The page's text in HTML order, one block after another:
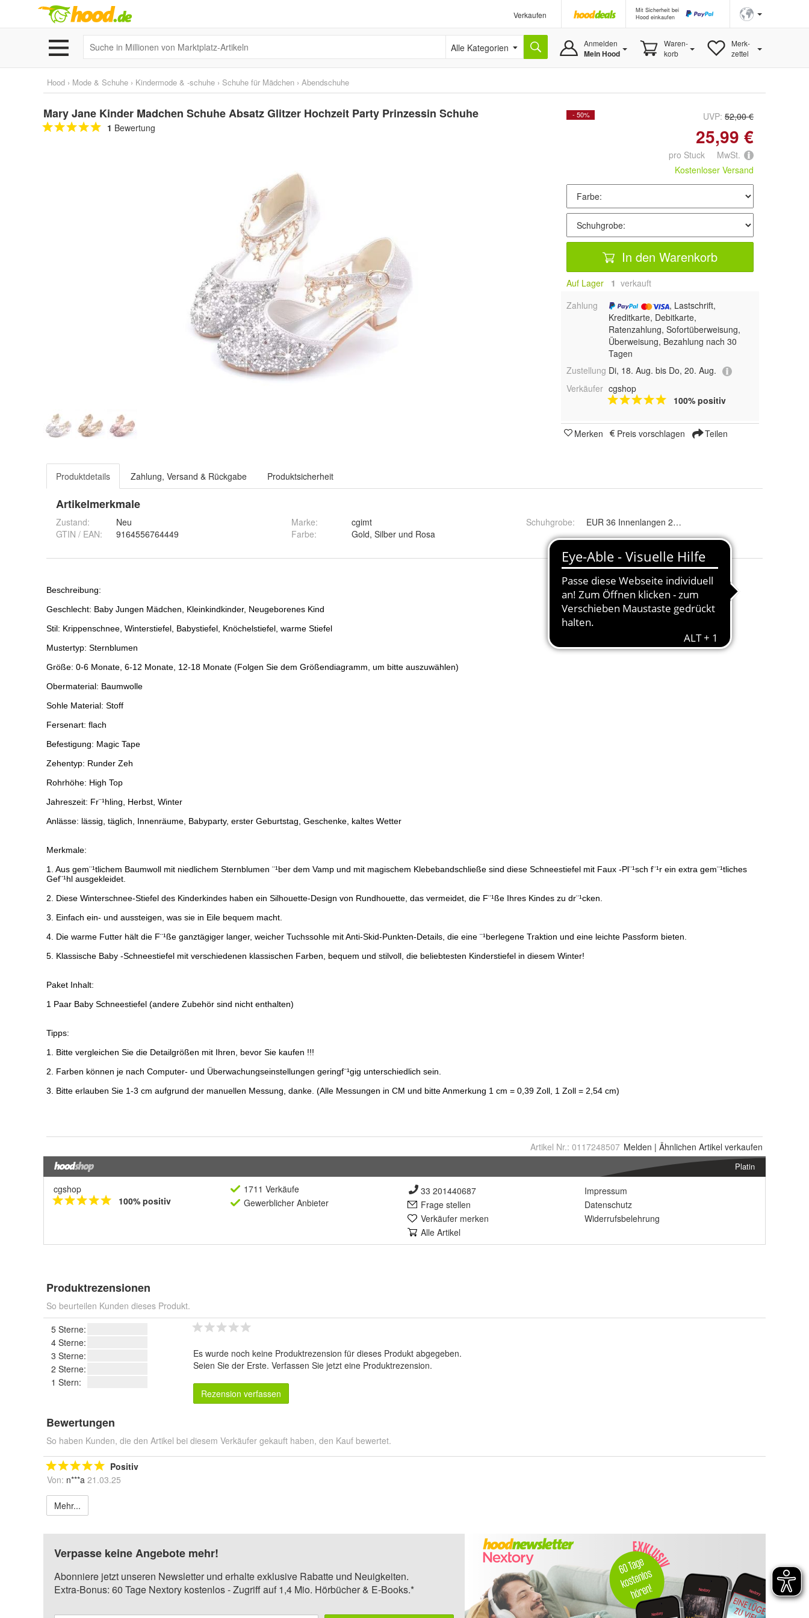
Verkaufen
Mit Sicherheit bei
Hood einkaufen
Alle Kategorien Anmelden
Mein Hood
Waren-
korb
Merk-
zettel
Hood › Mode & Schuhe › Kindermode & -schuhe › Schuhe für Mädchen › Abendschuhe
Mary Jane Kinder Madchen Schuhe Absatz Glitzer Hochzeit Party Prinzessin Schuhe
1 Bewertung
- 50% UVP: 52,00 €
25,99 €
pro Stuck MwSt.
Kostenloser Versand
In den Warenkorb
Auf Lager 1 verkauft
Zahlung
, Lastschrift,
Kreditkarte, Debitkarte,
Ratenzahlung, Sofortüberweisung,
Überweisung, Bezahlung nach 30
Tagen
Zustellung Di, 18. Aug. bis Do, 20. Aug.
Verkäufer cgshop
100% positiv
Merken Preis vorschlagen Teilen
Produktdetails Zahlung, Versand & Rückgabe Produktsicherheit
Artikelmerkmale
Zustand:
Neu
GTIN / EAN:
9164556764449
Marke:
cgimt
Farbe: Gold, Silber und Rosa
Schuhgrobe: EUR 36 Innenlangen 22 5cm, EUR 37 Innenlangen
Artikel Nr.: 0117248507 Melden | Ähnlichen Artikel verkaufen
Platin
cgshop
100% positiv
1711 Verkäufe
Gewerblicher Anbieter
33 201440687
Frage stellen
Verkäufer merken
Alle Artikel
Impressum
Datenschutz
Widerrufsbelehrung
Produktrezensionen
So beurteilen Kunden dieses Produkt.
5 Sterne:
4 Sterne:
3 Sterne:
2 Sterne:
1 Stern:
Es wurde noch keine Produktrezension für dieses Produkt abgegeben.
Seien Sie der Erste. Verfassen Sie jetzt eine Produktrezension.
Rezension verfassen
Bewertungen
So haben Kunden, die den Artikel bei diesem Verkäufer gekauft haben, den Kauf bewertet.
Positiv
Von: n***a 21.03.25
Mehr...
Verpasse keine Angebote mehr!
Abonniere jetzt unseren Newsletter und erhalte exklusive Rabatte und Neuigkeiten.
Extra-Bonus: 60 Tage Nextory kostenlos - Zugriff auf 1,4 Mio. Hörbücher & E-Books.*